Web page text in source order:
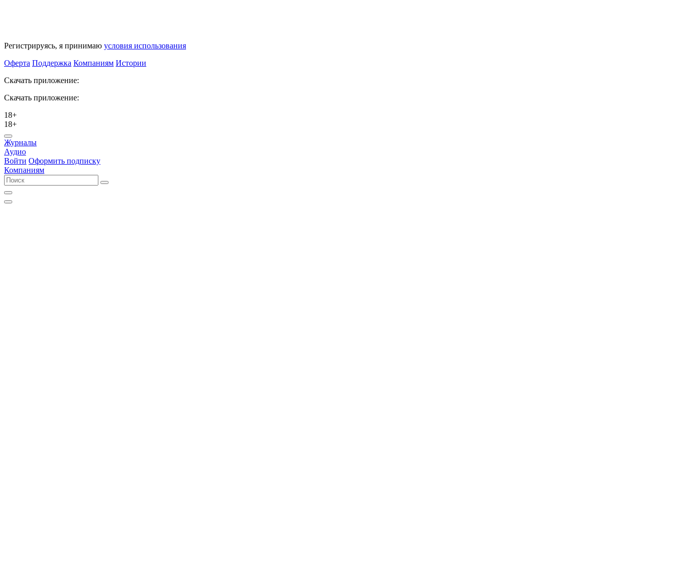
Регистрируясь, я принимаю условия использования
Оферта Поддержка Компаниям Истории
Скачать приложение:
Скачать приложение:
18+
18+
Журналы
Аудио
Войти Оформить подписку
Компаниям